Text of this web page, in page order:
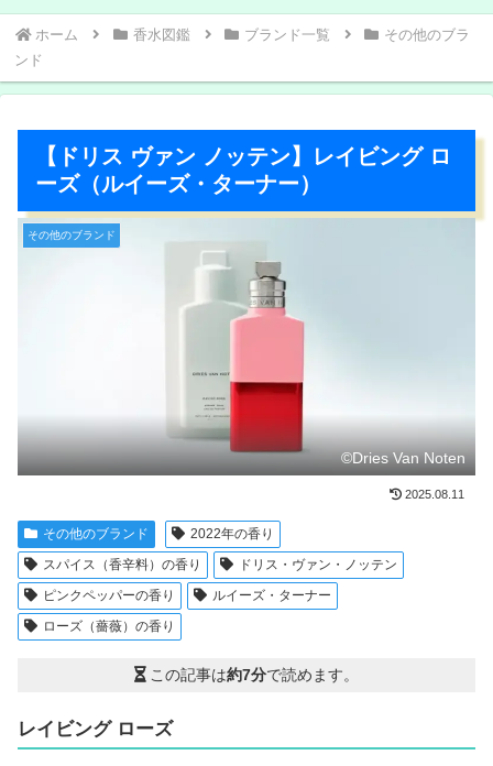
ホーム 香水図鑑 ブランド一覧
その他のブラ
ンド
【ドリス ヴァン ノッテン】レイビング ロ
ーズ（ルイーズ・ターナー）
その他のブランド
©Dries Van Noten
2025.08.11
その他のブランド
2022年の香り
スパイス（香辛料）の香り
ドリス・ヴァン・ノッテン
ピンクペッパーの香り
ルイーズ・ターナー
ローズ（薔薇）の香り
この記事は約7分で読めます。
レイビング ローズ